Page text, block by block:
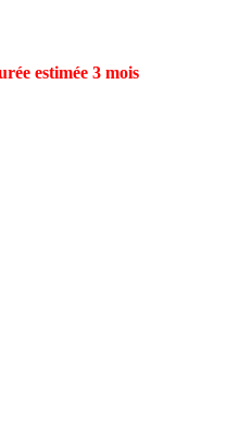
estimée 3 mois